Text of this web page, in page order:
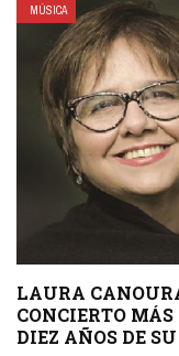
MÚSICA
LAURA
CONCIERTO
DIEZ AÑOS DE